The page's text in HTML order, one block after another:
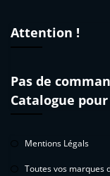
Attention !
Pas de
Catalogue
Mentions Légals
Toutes vos marques